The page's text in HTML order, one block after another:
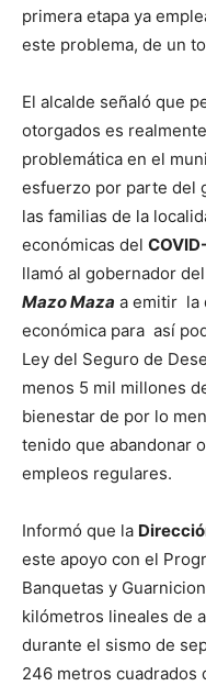
primera etapa ya
este problema, de un
El alcalde señaló que
otorgados es
problemática en el
esfuerzo por parte del
las familias de la
económicas del
llamó al gobernador del
Mazo Maza a emitir la
económica para así
Ley del Seguro de
menos 5 mil millones
bienestar de por lo
tenido que abandonar
empleos regulares.
Informó que la
este apoyo con el
Banquetas y
kilómetros lineales de
durante el sismo de
246 metros cuadrados